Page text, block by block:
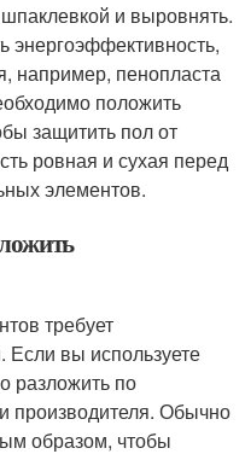
и выровнять.
энергоэффективность,
например, пенопласта
положить
защитить пол от
ровная и сухая перед
элементов.
требует
Если вы используете
разложить по
производителя. Обычно
образом, чтобы